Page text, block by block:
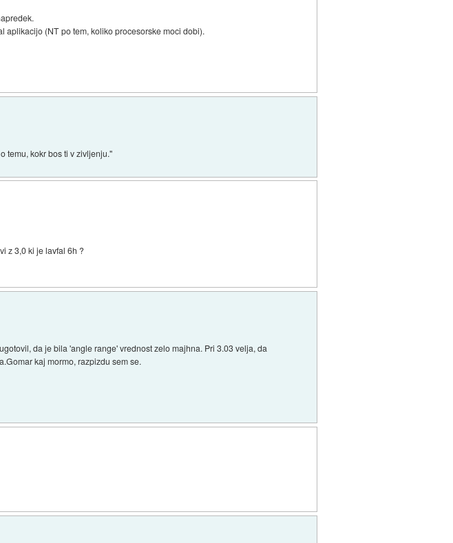
aplikacijo (NT po tem, koliko procesorske moci dobi).
temu, kokr bos ti v zivljenju."
z 3,0 ki je lavfal 6h ?
da je bila 'angle range' vrednost zelo majhna. Pri 3.03 velja, da
kaj mormo, razpizdu sem se.